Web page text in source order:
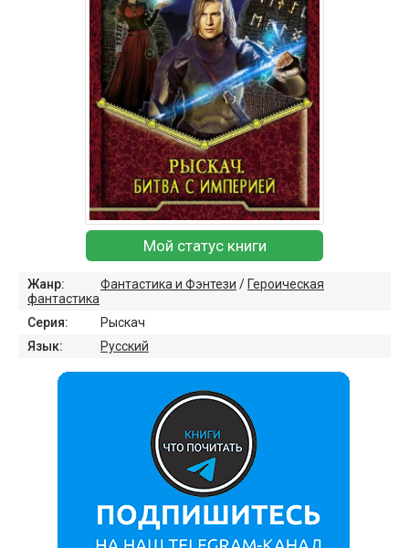
Мой статус книги
Жанр: Фантастика и Фэнтези / Героическая
фантастика
Серия:
Рыскач
Язык:
Русский